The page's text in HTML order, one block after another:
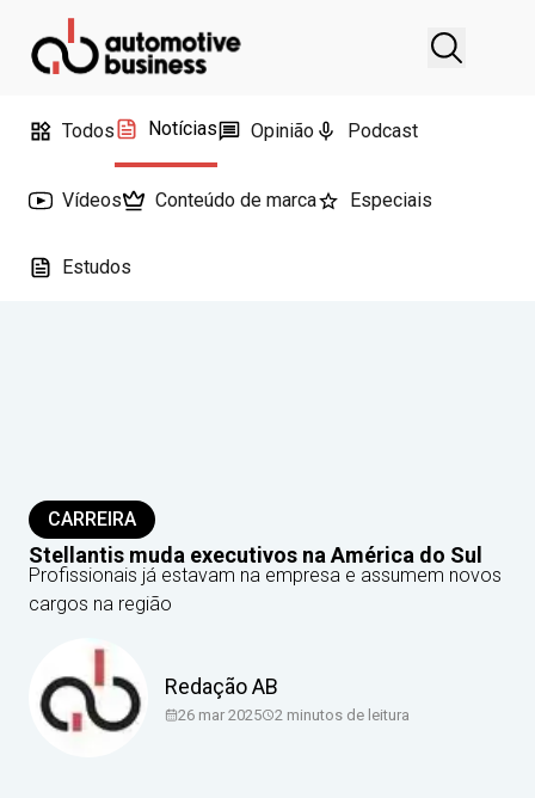
Todos Notícias Opinião Podcast
Vídeos Conteúdo de marca Especiais
Estudos
CARREIRA
Stellantis muda executivos na América do Sul
Profissionais já estavam na empresa e assumem novos
cargos na região
Redação AB
26 mar 2025 2 minutos de leitura